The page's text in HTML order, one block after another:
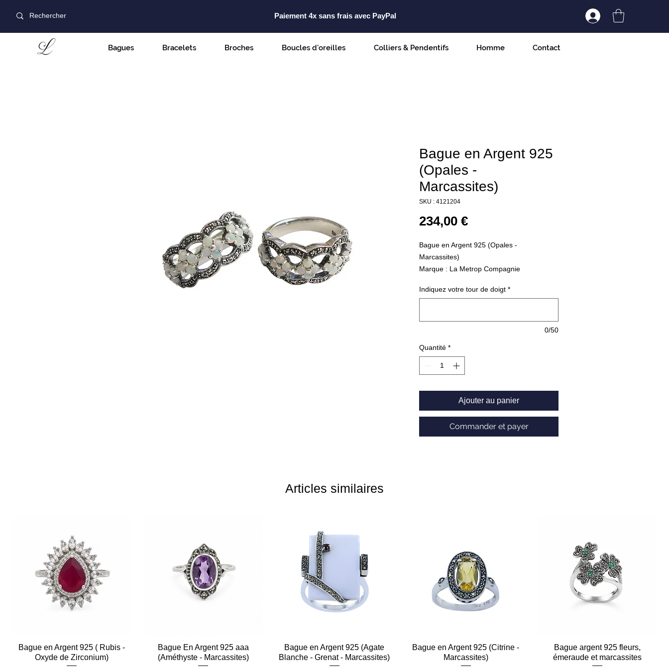
Paiement 4x sans frais avec PayPal Connexion/
Bagues Bracelets Broches Boucles d'oreilles Colliers & Pendentifs Homme Contact
Bague en Argent 925
(Opales -
Marcassites)
SKU : 4121204
234,00 €Prix
Bague en Argent 925 (Opales -
Marcassites)
Marque : La Metrop Compagnie
Indiquez votre tour de doigt *
0/50
Quantité *
Ajouter au panier
Commander et payer
Articles similaires
Aperçu rapide
Bague en Argent 925 ( Rubis -
Oxyde de Zirconium)
Aperçu rapide
Bague En Argent 925 aaa
(Améthyste - Marcassites)
Aperçu rapide
Bague en Argent 925 (Agate
Blanche - Grenat - Marcassites)
Aperçu rapide
Bague en Argent 925 (Citrine -
Marcassites)
Aperçu rapide
Bague argent 925 fleurs,
émeraude et marcassites